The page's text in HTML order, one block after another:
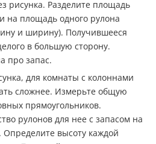
рисунка. Разделите площадь
на площадь одного рулона
и ширину). Получившееся
в большую сторону.
про запас.
для комнаты с колоннами
сложнее. Измерьте общую
прямоугольников.
рулонов для нее с запасом на
Определите высоту каждой